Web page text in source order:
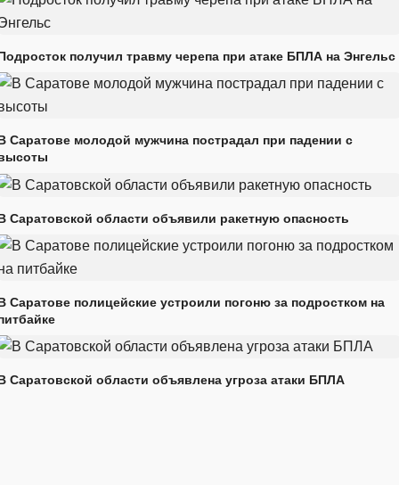
получил травму черепа при атаке БПЛА на Энгельс
Саратове молодой мужчина пострадал при падении с
Саратовской области объявили ракетную опасность
Саратове полицейские устроили погоню за подростком на
Саратовской области объявлена угроза атаки БПЛА